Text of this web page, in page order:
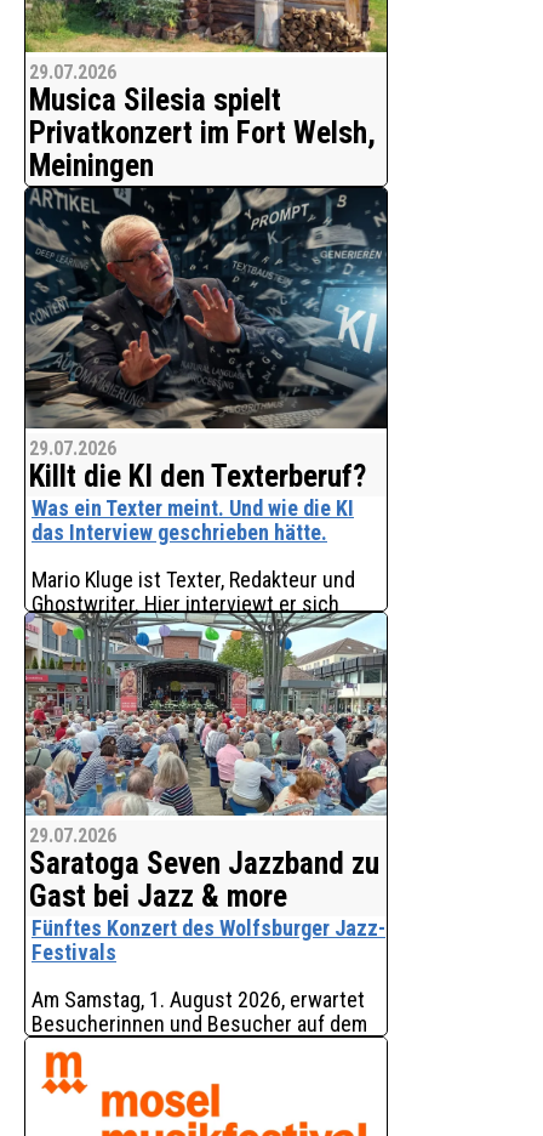
29.07.2026
Musica Silesia spielt
Privatkonzert im Fort Welsh,
Meiningen
Fort Welsh, Ort des Live-Auftritts von
Musica Silesia und zugleich
Filmgelände (© Obikyama Music)
Das bekannte deutsche
Musikensemble Musica Silesia spielte
am 25. 07.2026 ein unangekündigtes
Privatkonzert auf dem Gelände ‘Fort
Welsh’ in Meiningen (Thüringen).
Musica Silesia ist internation
29.07.2026
Killt die KI den Texterberuf?
Was ein Texter meint. Und wie die KI
das Interview geschrieben hätte.
Mario Kluge ist Texter, Redakteur und
Ghostwriter. Hier interviewt er sich
selbst - über die Überlebenschancen
seines Berufs, der von KI attackiert
wird. Als Zugabe und zum Vergleich
kommt im Anschl
29.07.2026
Saratoga Seven Jazzband zu
Gast bei Jazz & more
Fünftes Konzert des Wolfsburger Jazz-
Festivals
Am Samstag, 1. August 2026, erwartet
Besucherinnen und Besucher auf dem
Hugo-Bork-Platz von 11 bis 14 Uhr
erstklassiger Dixieland-Jazz der
Saratoga Seven Jazzband. Das Konzert
ist das fünfte von insg